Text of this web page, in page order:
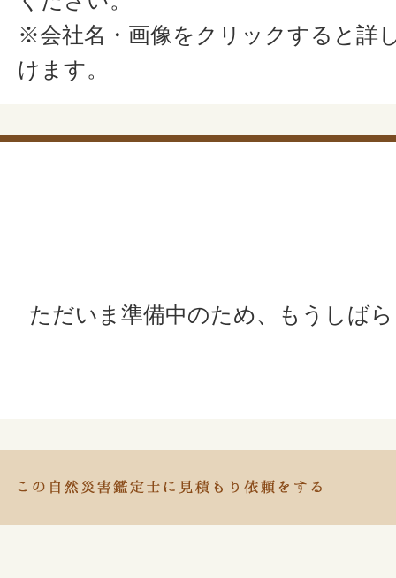
※会社名・画像をクリックすると詳
けます。
ただいま準備中のため、もうしば